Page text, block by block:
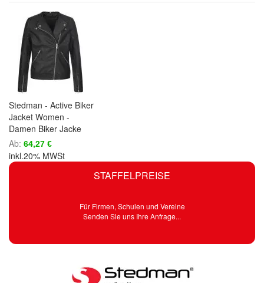
STAFFELPREISE
Für Firmen, Schulen und Vereine
Senden Sie uns Ihre Anfrage...
Stedman - Active Biker
Jacket Women -
Damen Biker Jacke
Ab 64,27 €
inkl.20% MWSt